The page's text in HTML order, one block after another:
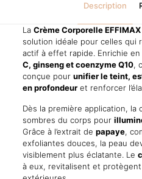
Q10
quantity
Description
La Crème Corporelle
solution idéale pour celles qui
actif à effet rapide. Enrichie en
C, ginseng et coenzyme Q10,
conçue pour unifier le teint,
en profondeuret renforcer
Dès la première application, la
sombres du corps pour
Grâce à l’extrait de papaye,
exfoliantes douces, la peau
visiblement plus éclatante. Le
à eux, revitalisent et